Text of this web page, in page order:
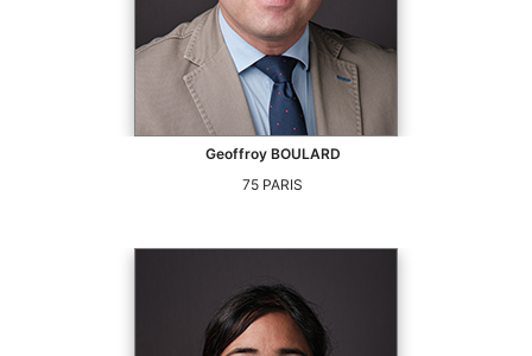
Geoffroy BOULARD
75 PARIS